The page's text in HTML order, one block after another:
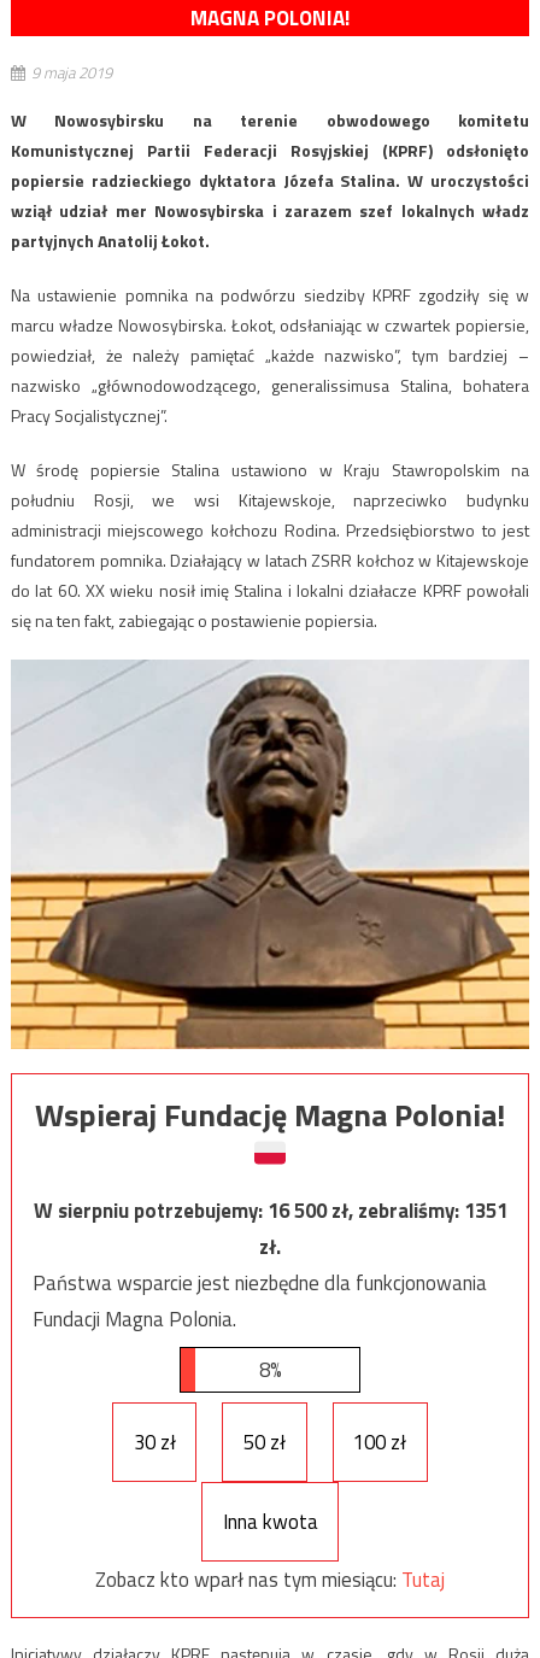
MAGNA POLONIA!
9 maja 2019
W Nowosybirsku na terenie obwodowego komitetu
Komunistycznej Partii Federacji Rosyjskiej (KPRF) odsłonięto
popiersie radzieckiego dyktatora Józefa Stalina. W uroczystości
wziął udział mer Nowosybirska i zarazem szef lokalnych władz
partyjnych Anatolij Łokot.
Na ustawienie pomnika na podwórzu siedziby KPRF zgodziły się w
marcu władze Nowosybirska. Łokot, odsłaniając w czwartek popiersie,
powiedział, że należy pamiętać „każde nazwisko”, tym bardziej –
nazwisko „głównodowodzącego, generalissimusa Stalina, bohatera
Pracy Socjalistycznej”.
W środę popiersie Stalina ustawiono w Kraju Stawropolskim na
południu Rosji, we wsi Kitajewskoje, naprzeciwko budynku
administracji miejscowego kołchozu Rodina. Przedsiębiorstwo to jest
fundatorem pomnika. Działający w latach ZSRR kołchoz w Kitajewskoje
do lat 60. XX wieku nosił imię Stalina i lokalni działacze KPRF powołali
się na ten fakt, zabiegając o postawienie popiersia.
Wspieraj Fundację Magna Polonia!
W sierpniu potrzebujemy:16 500zł, zebraliśmy:1351
zł.
Państwa wsparcie jest niezbędne dla funkcjonowania
Fundacji Magna Polonia.
8%
30 zł 50 zł 100 zł
Inna kwota
Zobacz kto wparł nas tym miesiącu: Tutaj